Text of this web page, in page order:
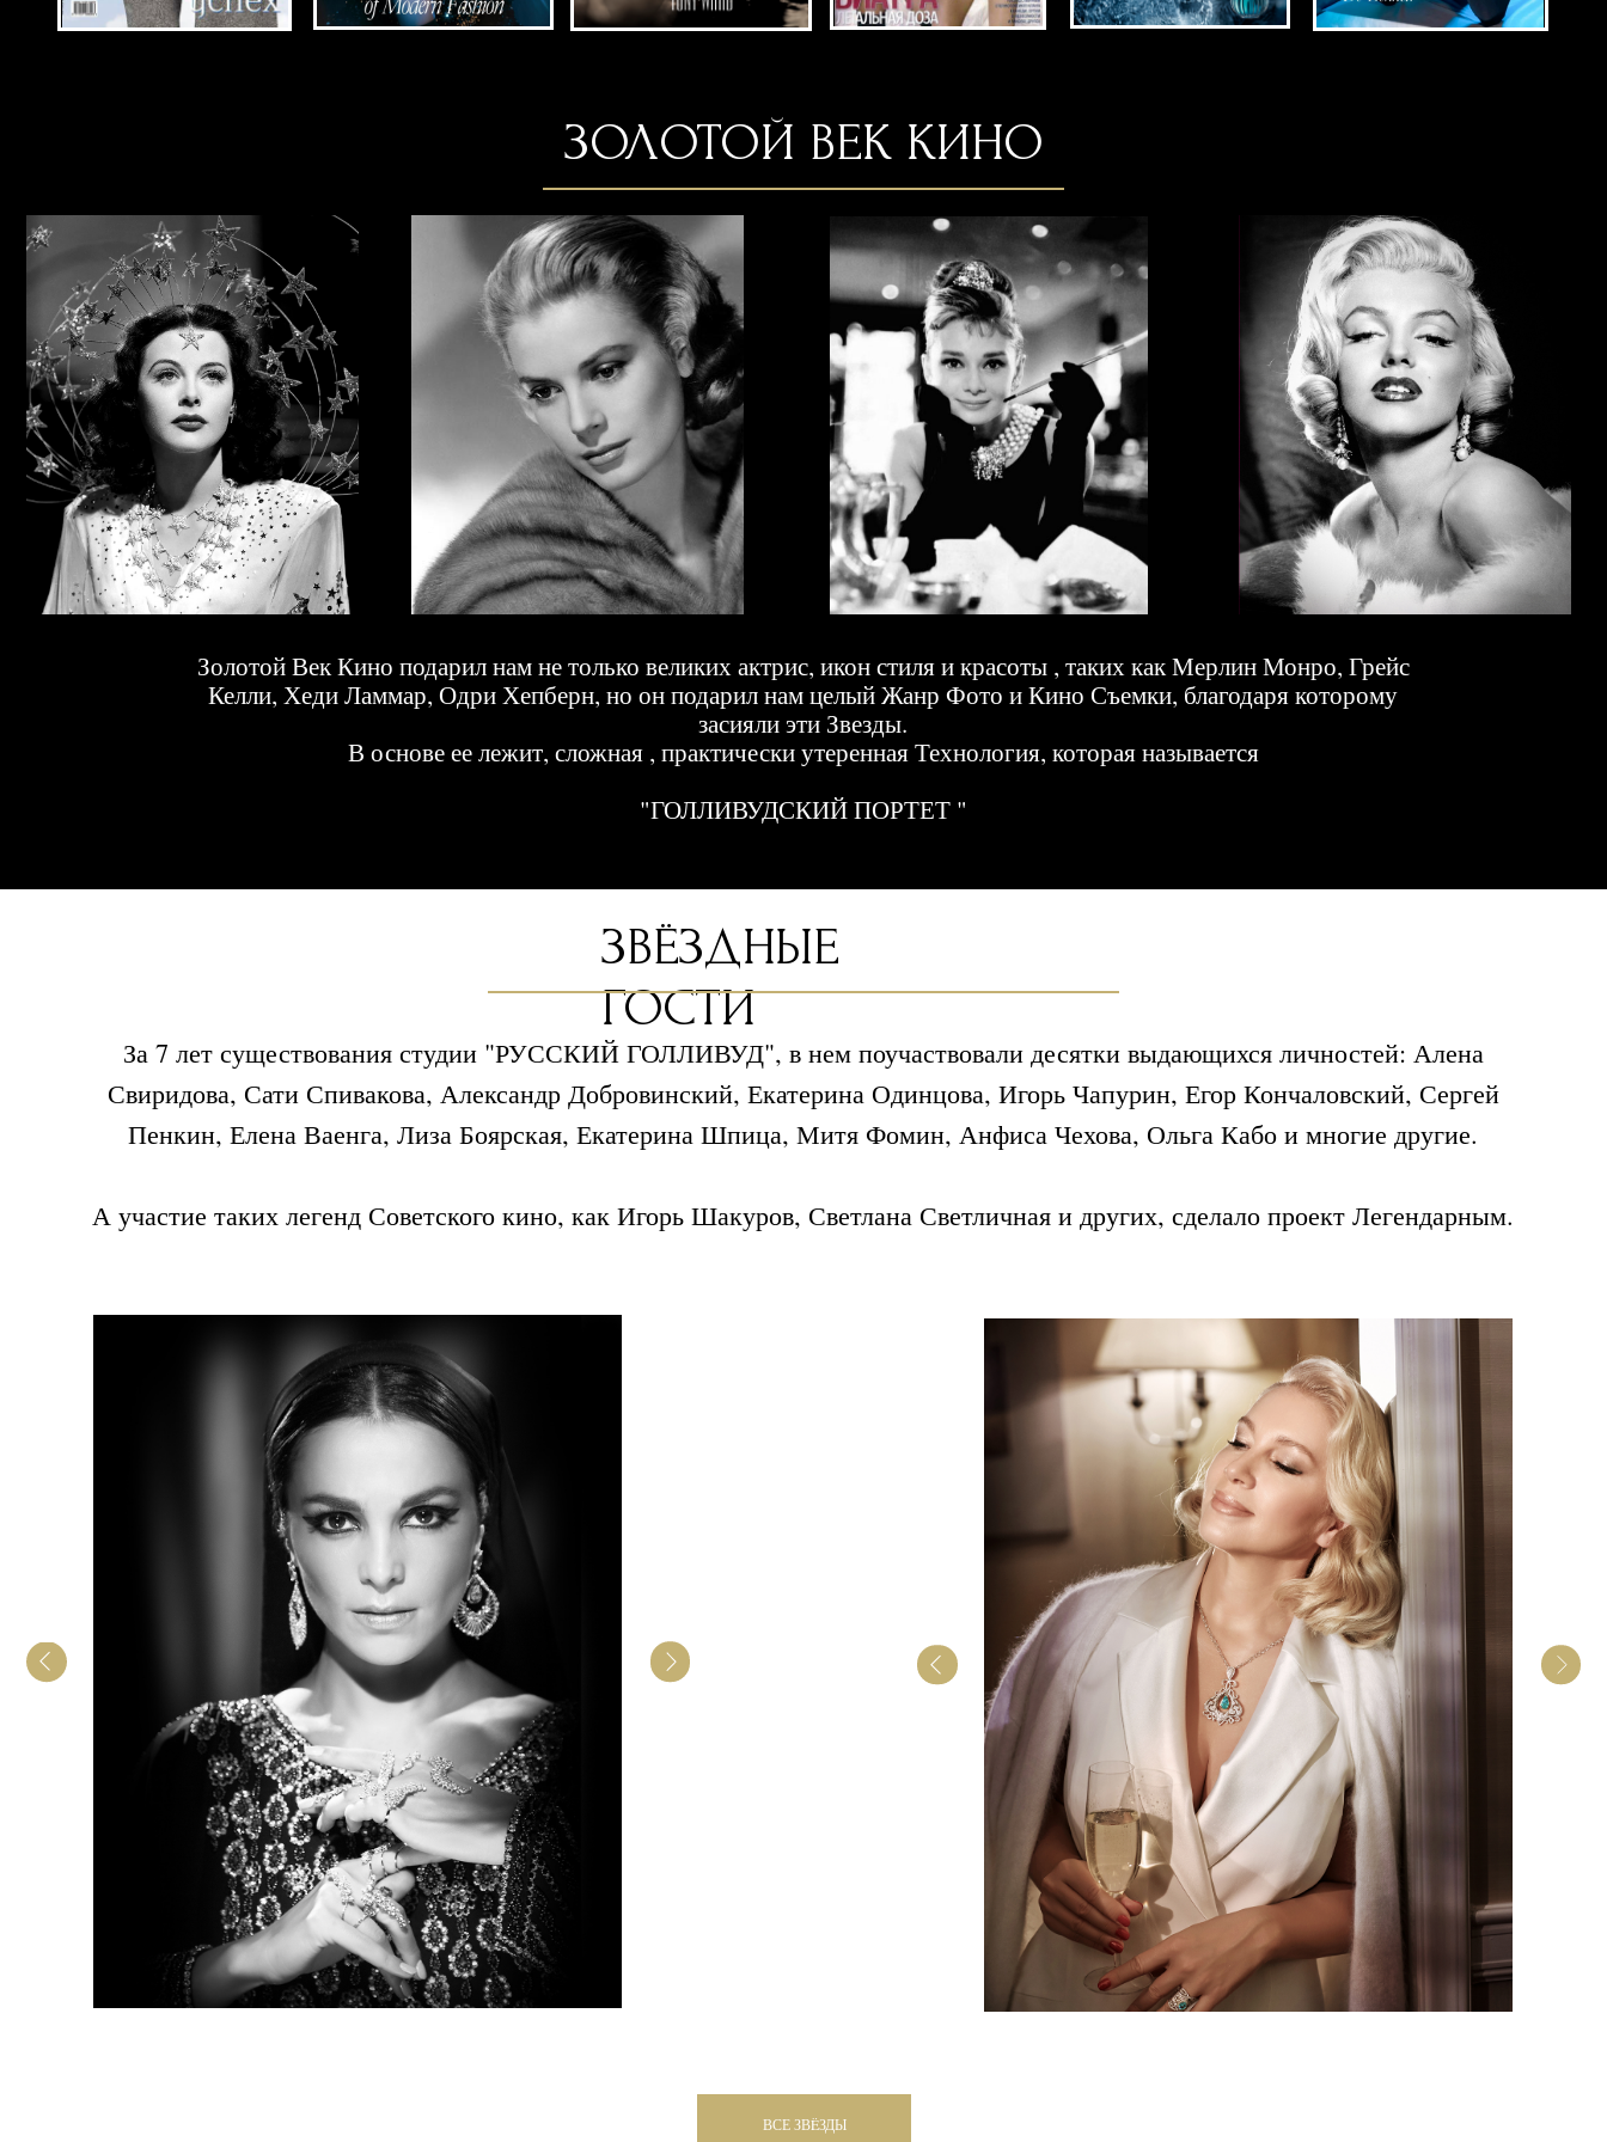
Золотой Век Кино подарил нам не только великих актрис, икон стиля и красоты , таких как Мерлин Монро, Грейс
Келли, Хеди Ламмар, Одри Хепберн, но он подарил нам целый Жанр Фото и Кино Съемки, благодаря которому
засияли эти Звезды.
В основе ее лежит, сложная , практически утеренная Технология, которая называется
"ГОЛЛИВУДСКИЙ ПОРТЕТ "
ЗВËЗДНЫЕ
ГОСТИ
За 7 лет существования студии "РУССКИЙ ГОЛЛИВУД", в нем поучаствовали десятки выдающихся личностей: Алена
Свиридова, Сати Спивакова, Александр Добровинский, Екатерина Одинцова, Игорь Чапурин, Егор Кончаловский, Сергей
ВСЕ ЗВËЗДЫ
Уникальная студия "HOLLYWOOD" создана известным
глянцевым фотографом Дмитрием Каманиным.
Он досконально воссоздал утраченную технологию
съемки "Голливудского Портрета", совместил ее с
современными методами компьютерной ретуши и
обработки, так и родилась его Авторская техника, в
которой он создает свои Магические Портреты.
О СТУДИИ